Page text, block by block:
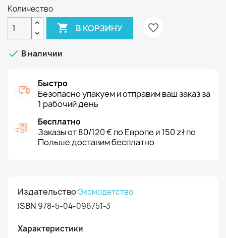
Количество
 В КОРЗИНУ favorite_border
 В наличии
Быстро
Безопасно упакуем и отправим ваш заказ за
1 рабочий день
Бесплатно
Заказы от 80/120 € по Европе и 150 zł по
Польше доставим бесплатно
ИздательствоЭксмодетство
ISBN 978-5-04-096751-3
Характеристики